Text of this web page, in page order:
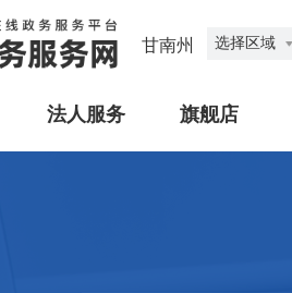
甘南州 选择区域
法人服务 旗舰店